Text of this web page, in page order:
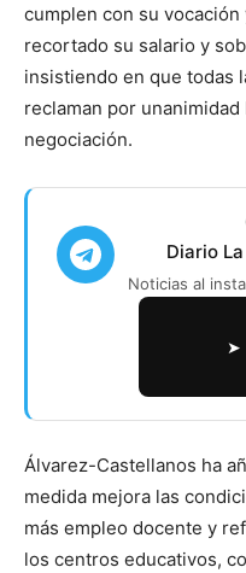
cumplen con su
recortado su salario y
insistiendo en que todas
reclaman por
negociación.
Diario
Noticias al
➤
Álvarez-Castellanos ha
medida mejora las
más empleo docente y
los centros educativos,